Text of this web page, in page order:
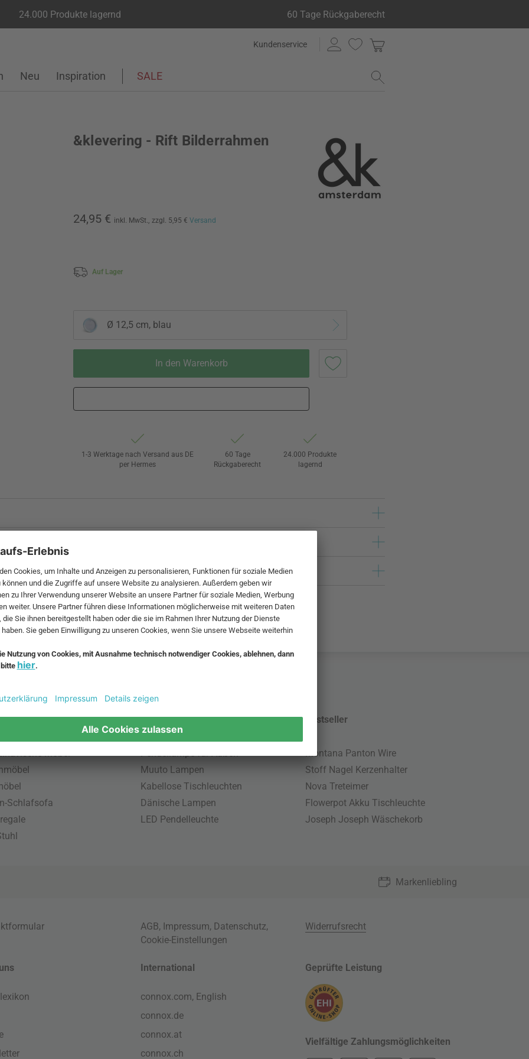
24.000 Produkte lagernd 60 Tage Rückgaberecht
Kundenservice
Neu Inspiration SALE
&klevering - Rift Bilderrahmen
24,95 € inkl. MwSt., zzgl. 5,95 € Versand
Auf Lager
Ø 12,5 cm, blau
In den Warenkorb
1-3 Werktage nach Versand aus DE
per Hermes
60 Tage
Rückgaberecht
24.000 Produkte
lagernd
und zzgl.
Möbel
Schlafsofa
Beliebte Leuchten
Muuto Lampen
Kabellose Tischleuchten
Dänische Lampen
LED Pendelleuchte
Bestseller
Montana Panton Wire
Stoff Nagel Kerzenhalter
Nova Treteimer
Flowerpot Akku Tischleuchte
Joseph Joseph Wäschekorb
Markenliebling
AGB, Impressum, Datenschutz,
Cookie-Einstellungen
Widerrufsrecht
International
connox.com, English
connox.de
connox.at
connox.ch
Geprüfte Leistung
Vielfältige Zahlungsmöglichkeiten